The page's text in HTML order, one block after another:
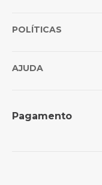
Sobre a Elian
Conheça as marcas
POLÍTICAS
Política de Privacidade
Política de Frete
AJUDA
Como Comprar
Pagamento